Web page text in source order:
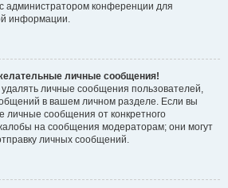
администратором конференции для
информации.
личные сообщения!
личные сообщения пользователей,
в вашем личном разделе. Если вы
личные сообщения от конкретного
на сообщения модераторам; они могут
личных сообщений.